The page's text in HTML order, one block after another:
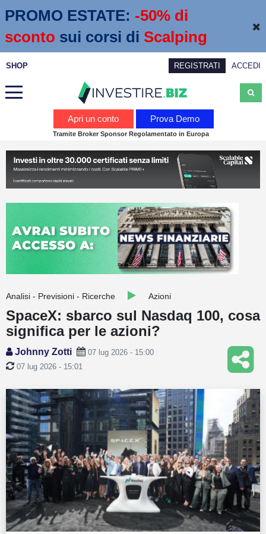
PROMO ESTATE: -50% di
sconto sui corsi di Scalping
SHOP REGISTRATI ACCEDI
Calendario economico
Webinar
Trading
Education
Quotazioni
Conto IG
Guru Monitor
Altro
Apri un conto Prova Demo
Tramite Broker Sponsor Regolamentato in Europa
Analisi - Previsioni - Ricerche Azioni
SpaceX: sbarco sul Nasdaq 100, cosa
significa per le azioni?
Johnny Zotti
07 lug 2026 - 15:00
07 lug 2026 - 15:01